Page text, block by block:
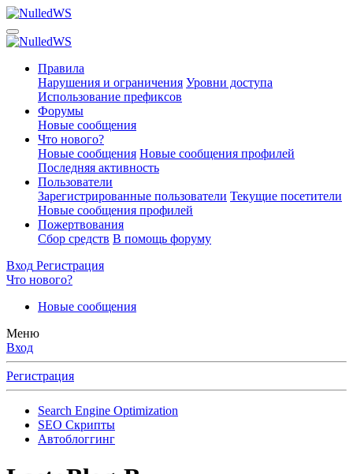
Правила
Нарушения и ограничения Уровни доступа
Использование префиксов
Форумы
Новые сообщения
Что нового?
Новые сообщения Новые сообщения профилей
Последняя активность
Пользователи
Зарегистрированные пользователи Текущие посетители
Новые сообщения профилей
Пожертвования
Сбор средств В помощь форуму
Вход Регистрация
Что нового?
Новые сообщения
Меню
Вход
Регистрация
Search Engine Optimization
SEO Скрипты
Автоблоггинг